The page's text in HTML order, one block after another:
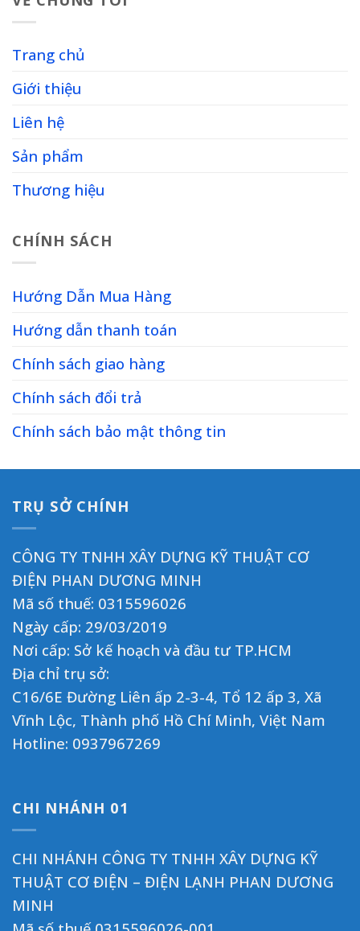
Trang chủ
Giới thiệu
Liên hệ
Sản phẩm
Thương hiệu
CHÍNH SÁCH
Hướng Dẫn Mua Hàng
Hướng dẫn thanh toán
Chính sách giao hàng
Chính sách đổi trả
Chính sách bảo mật thông tin
TRỤ SỞ CHÍNH
CÔNG TY TNHH XÂY DỰNG KỸ THUẬT CƠ
ĐIỆN PHAN DƯƠNG MINH
Mã số thuế: 0315596026
Ngày cấp: 29/03/2019
Nơi cấp: Sở kế hoạch và đầu tư TP.HCM
Địa chỉ trụ sở:
C16/6E Đường Liên ấp 2-3-4, Tổ 12 ấp 3, Xã
Vĩnh Lộc, Thành phố Hồ Chí Minh, Việt Nam
Hotline: 0937967269
CHI NHÁNH 01
CHI NHÁNH CÔNG TY TNHH XÂY DỰNG KỸ
THUẬT CƠ ĐIỆN – ĐIỆN LẠNH PHAN DƯƠNG
MINH